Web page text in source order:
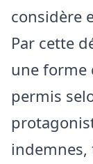
considère
Par cette
une forme
permis
indemnes,